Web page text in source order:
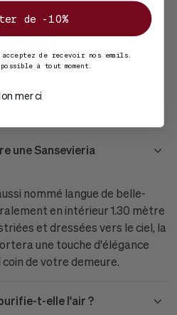
une Sansevieria
nommé langue de belle-
en intérieur 1.30 mètre
et dressées vers le ciel, la
une touche d'élégance
de votre demeure.
t-elle l'air ?
de -10%
de recevoir nos emails.
possible à tout moment.
merci